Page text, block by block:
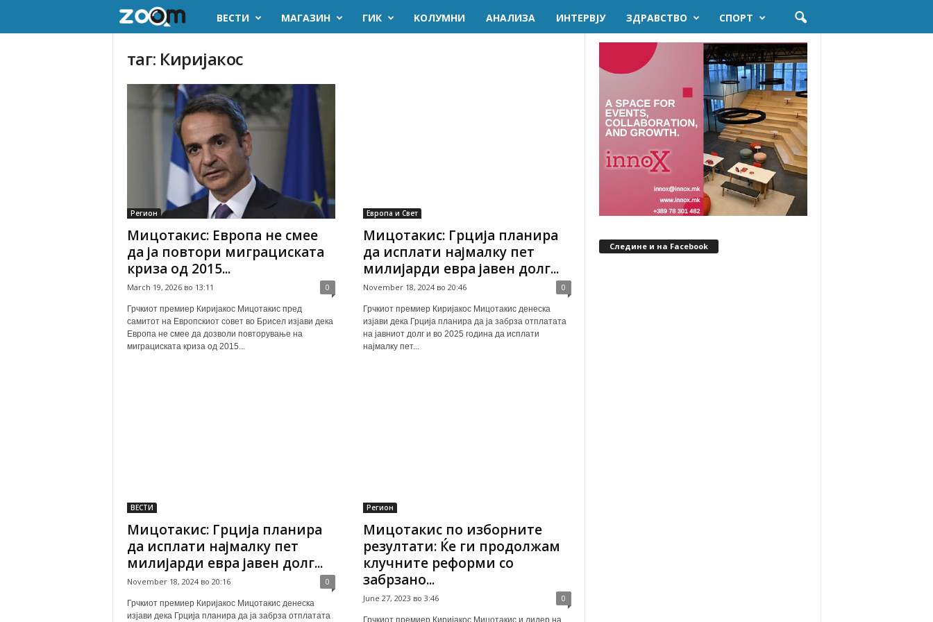
m
.
m
k
ВЕСТИ МАГАЗИН ГИК KОЛУМНИ AНАЛИЗА ИНТЕРВЈУ ЗДРАВСТВО СПОРТ
таг: Киријакос
Регион
Мицотакис: Европа не смее
да ја повтори миграциската
криза од 2015...
March 19, 2026 во 13:11 0
Грчкиот премиер Киријакос Мицотакис пред
самитот на Европскиот совет во Брисел изјави дека
Европа не смее да дозволи повторување на
миграциската криза од 2015...
Европа и Свет
Мицотакис: Грција планира
да исплати најмалку пет
милијарди евра јавен долг...
November 18, 2024 во 20:46 0
Грчкиот премиер Киријакос Мицотакис денеска
изјави дека Грција планира да ја забрза отплатата
на јавниот долг и во 2025 година да исплати
најмалку пет...
ВЕСТИ
Мицотакис: Грција планира
да исплати најмалку пет
милијарди евра јавен долг...
November 18, 2024 во 20:16 0
Грчкиот премиер Киријакос Мицотакис денеска
изјави дека Грција планира да ја забрза отплатата
Регион
Мицотакис по изборните
резултати: Ќе ги продолжам
клучните реформи со
забрзано...
June 27, 2023 во 3:46 0
Грчкиот премиер Киријакос Мицотакис и лидер на
Следине и на Facebook